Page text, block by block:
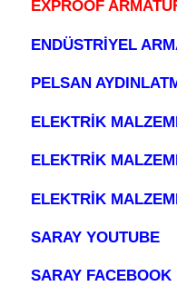
EXPROOF
ENDÜSTRİYEL
PELSAN
ELEKTRİK
ELEKTRİK
ELEKTRİK
SARAY YOUTUBE
SARAY FACEBOOK